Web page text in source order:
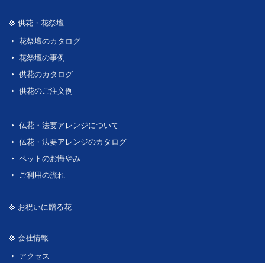
供花・花祭壇
花祭壇のカタログ
花祭壇の事例
供花のカタログ
供花のご注文例
仏花・法要アレンジについて
仏花・法要アレンジのカタログ
ペットのお悔やみ
ご利用の流れ
お祝いに贈る花
会社情報
アクセス